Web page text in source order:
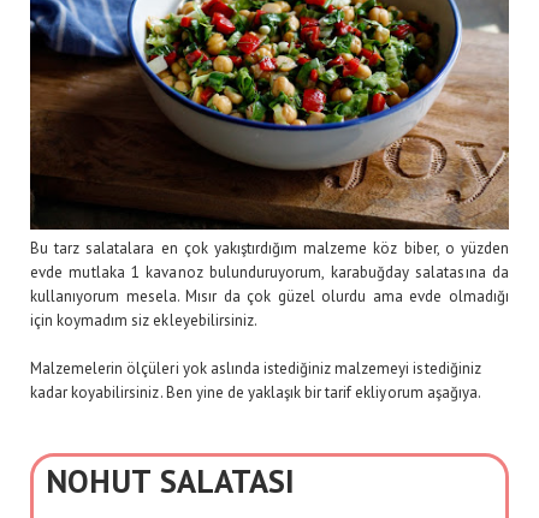
Bu tarz salatalara en çok yakıştırdığım malzeme köz biber, o yüzden
evde mutlaka 1 kavanoz bulunduruyorum, karabuğday salatasına da
kullanıyorum mesela. Mısır da çok güzel olurdu ama evde olmadığı
için koymadım siz ekleyebilirsiniz.
Malzemelerin ölçüleri yok aslında istediğiniz malzemeyi istediğiniz
kadar koyabilirsiniz. Ben yine de yaklaşık bir tarif ekliyorum aşağıya.
NOHUT SALATASI